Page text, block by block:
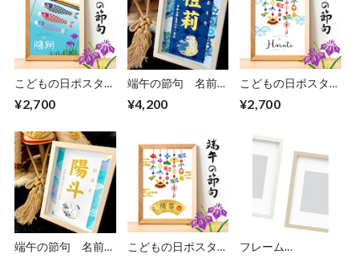
こどもの日ポスター
¥2,700
端午の節句 名前立
¥4,200
こどもの日ポスター
表記」
¥2,700
端午の節句 名前立
こどもの日ポスター
フレーム